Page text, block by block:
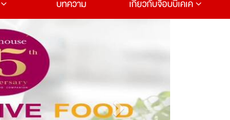
บทความ เกี่ยวกับจ๊อบบีเคเค